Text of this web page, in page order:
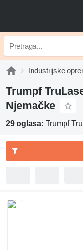
Industrijske
Trumpf
Njemačke
29 oglasa: Trumpf